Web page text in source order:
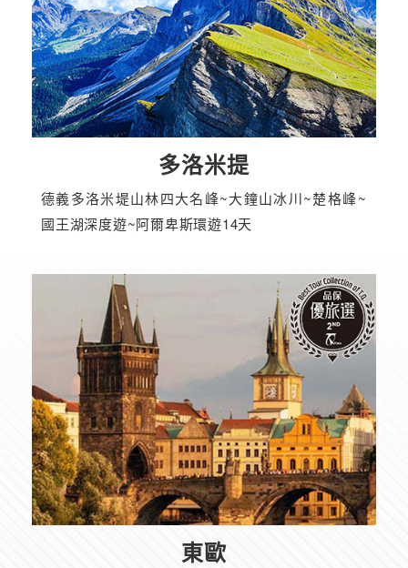
多洛米提
德義多洛米堤山林四大名峰~大鐘山冰川~楚格峰~
國王湖深度遊~阿爾卑斯環遊14天
東歐